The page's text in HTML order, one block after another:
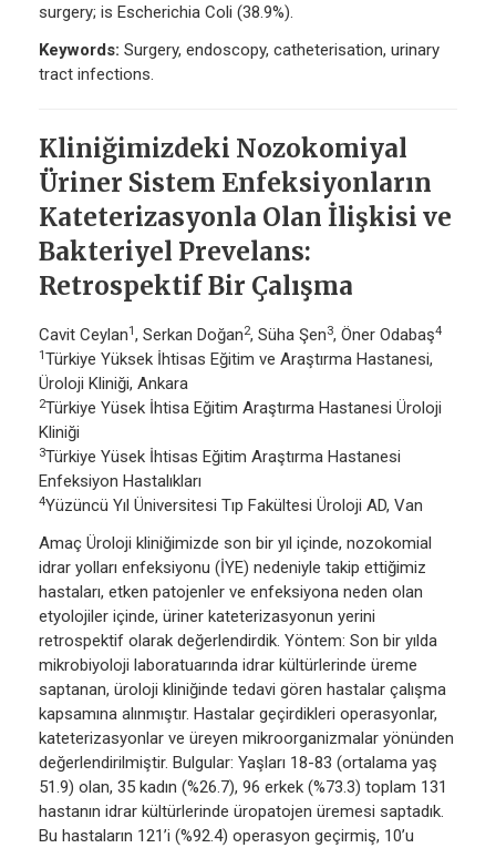
surgery; is Escherichia Coli (38.9%).
Keywords: Surgery, endoscopy, catheterisation, urinary
tract infections.
Kliniğimizdeki Nozokomiyal
Üriner Sistem Enfeksiyonların
Kateterizasyonla Olan İlişkisi ve
Bakteriyel Prevelans:
Retrospektif Bir Çalışma
Cavit Ceylan1, Serkan Doğan2, Süha Şen3, Öner Odabaş4
1Türkiye Yüksek İhtisas Eğitim ve Araştırma Hastanesi,
Üroloji Kliniği, Ankara
2Türkiye Yüsek İhtisa Eğitim Araştırma Hastanesi Üroloji
Kliniği
3Türkiye Yüsek İhtisas Eğitim Araştırma Hastanesi
Enfeksiyon Hastalıkları
4Yüzüncü Yıl Üniversitesi Tıp Fakültesi Üroloji AD, Van
Amaç Üroloji kliniğimizde son bir yıl içinde, nozokomial
idrar yolları enfeksiyonu (İYE) nedeniyle takip ettiğimiz
hastaları, etken patojenler ve enfeksiyona neden olan
etyolojiler içinde, üriner kateterizasyonun yerini
retrospektif olarak değerlendirdik. Yöntem: Son bir yılda
mikrobiyoloji laboratuarında idrar kültürlerinde üreme
saptanan, üroloji kliniğinde tedavi gören hastalar çalışma
kapsamına alınmıştır. Hastalar geçirdikleri operasyonlar,
kateterizasyonlar ve üreyen mikroorganizmalar yönünden
değerlendirilmiştir. Bulgular: Yaşları 18-83 (ortalama yaş
51.9) olan, 35 kadın (%26.7), 96 erkek (%73.3) toplam 131
hastanın idrar kültürlerinde üropatojen üremesi saptadık.
Bu hastaların 121’i (%92.4) operasyon geçirmiş, 10’u